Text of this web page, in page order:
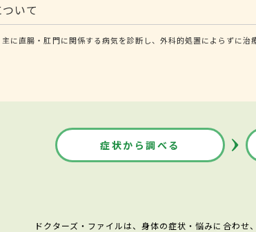
いて
に直腸・肛門に関係する病気を診断し、外科的処置によらずに治
症状から調べる
ドクターズ・ファイルは、身体の症状・悩みに合わ